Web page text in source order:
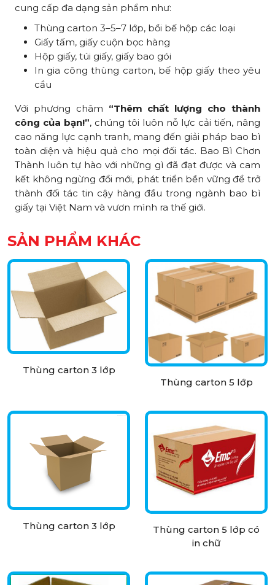
cung cấp đa dạng sản phẩm như:
Thùng carton 3–5–7 lớp, bồi bế hộp các loại
Giấy tấm, giấy cuộn bọc hàng
Hộp giấy, túi giấy, giấy bao gói
In gia công thùng carton, bế hộp giấy theo yêu
cầu
Với phương châm “Thêm chất lượng cho thành
công của bạn!”, chúng tôi luôn nỗ lực cải tiến, nâng
cao năng lực cạnh tranh, mang đến giải pháp bao bì
toàn diện và hiệu quả cho mọi đối tác. Bao Bì Chơn
Thành luôn tự hào với những gì đã đạt được và cam
kết không ngừng đổi mới, phát triển bền vững để trở
thành đối tác tin cậy hàng đầu trong ngành bao bì
giấy tại Việt Nam và vươn mình ra thế giới.
SẢN PHẨM KHÁC
Thùng carton 3 lớp
Thùng carton 5 lớp
Thùng carton 3 lớp
Thùng carton 5 lớp có
in chữ